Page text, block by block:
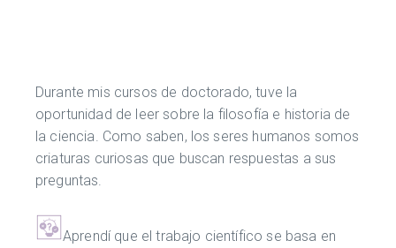
Durante mis cursos de doctorado, tuve la
oportunidad de leer sobre la filosofía e historia de
la ciencia. Como saben, los seres humanos somos
criaturas curiosas que buscan respuestas a sus
preguntas.
Aprendí que el trabajo científico se basa en